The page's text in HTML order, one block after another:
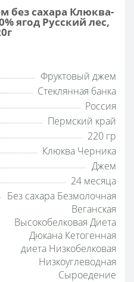
без сахара Клюква-
ягод Русский лес,
Фруктовый джем
Стеклянная банка
Россия
Пермский край
220 гр
Клюква Черника
Джем
24 месяца
Без сахара Безмолочная
Веганская
Высокобелковая Диета
Дюкана Кетогенная
диета Низкобелковая
Низкоуглеводная
Сыроедение